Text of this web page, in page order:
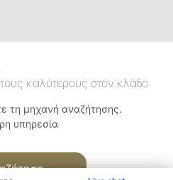
καλύτερους στον κλάδο
τη μηχανή αναζήτησης.
υπηρεσία